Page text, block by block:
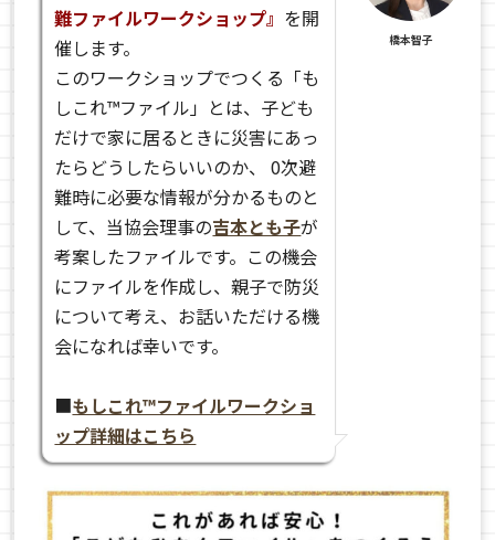
難ファイルワークショップ』 を開
催します。
このワークショップでつくる「も
しこれ™ファイル」とは、子ども
だけで家に居るときに災害にあっ
たらどうしたらいいのか、 0次避
難時に必要な情報が分かるものと
して、当協会理事の吉本とも子が
考案したファイルです。この機会
にファイルを作成し、親子で防災
について考え、お話いただける機
会になれば幸いです。
■もしこれ™ファイルワークショ
ップ詳細はこちら
橋本智子